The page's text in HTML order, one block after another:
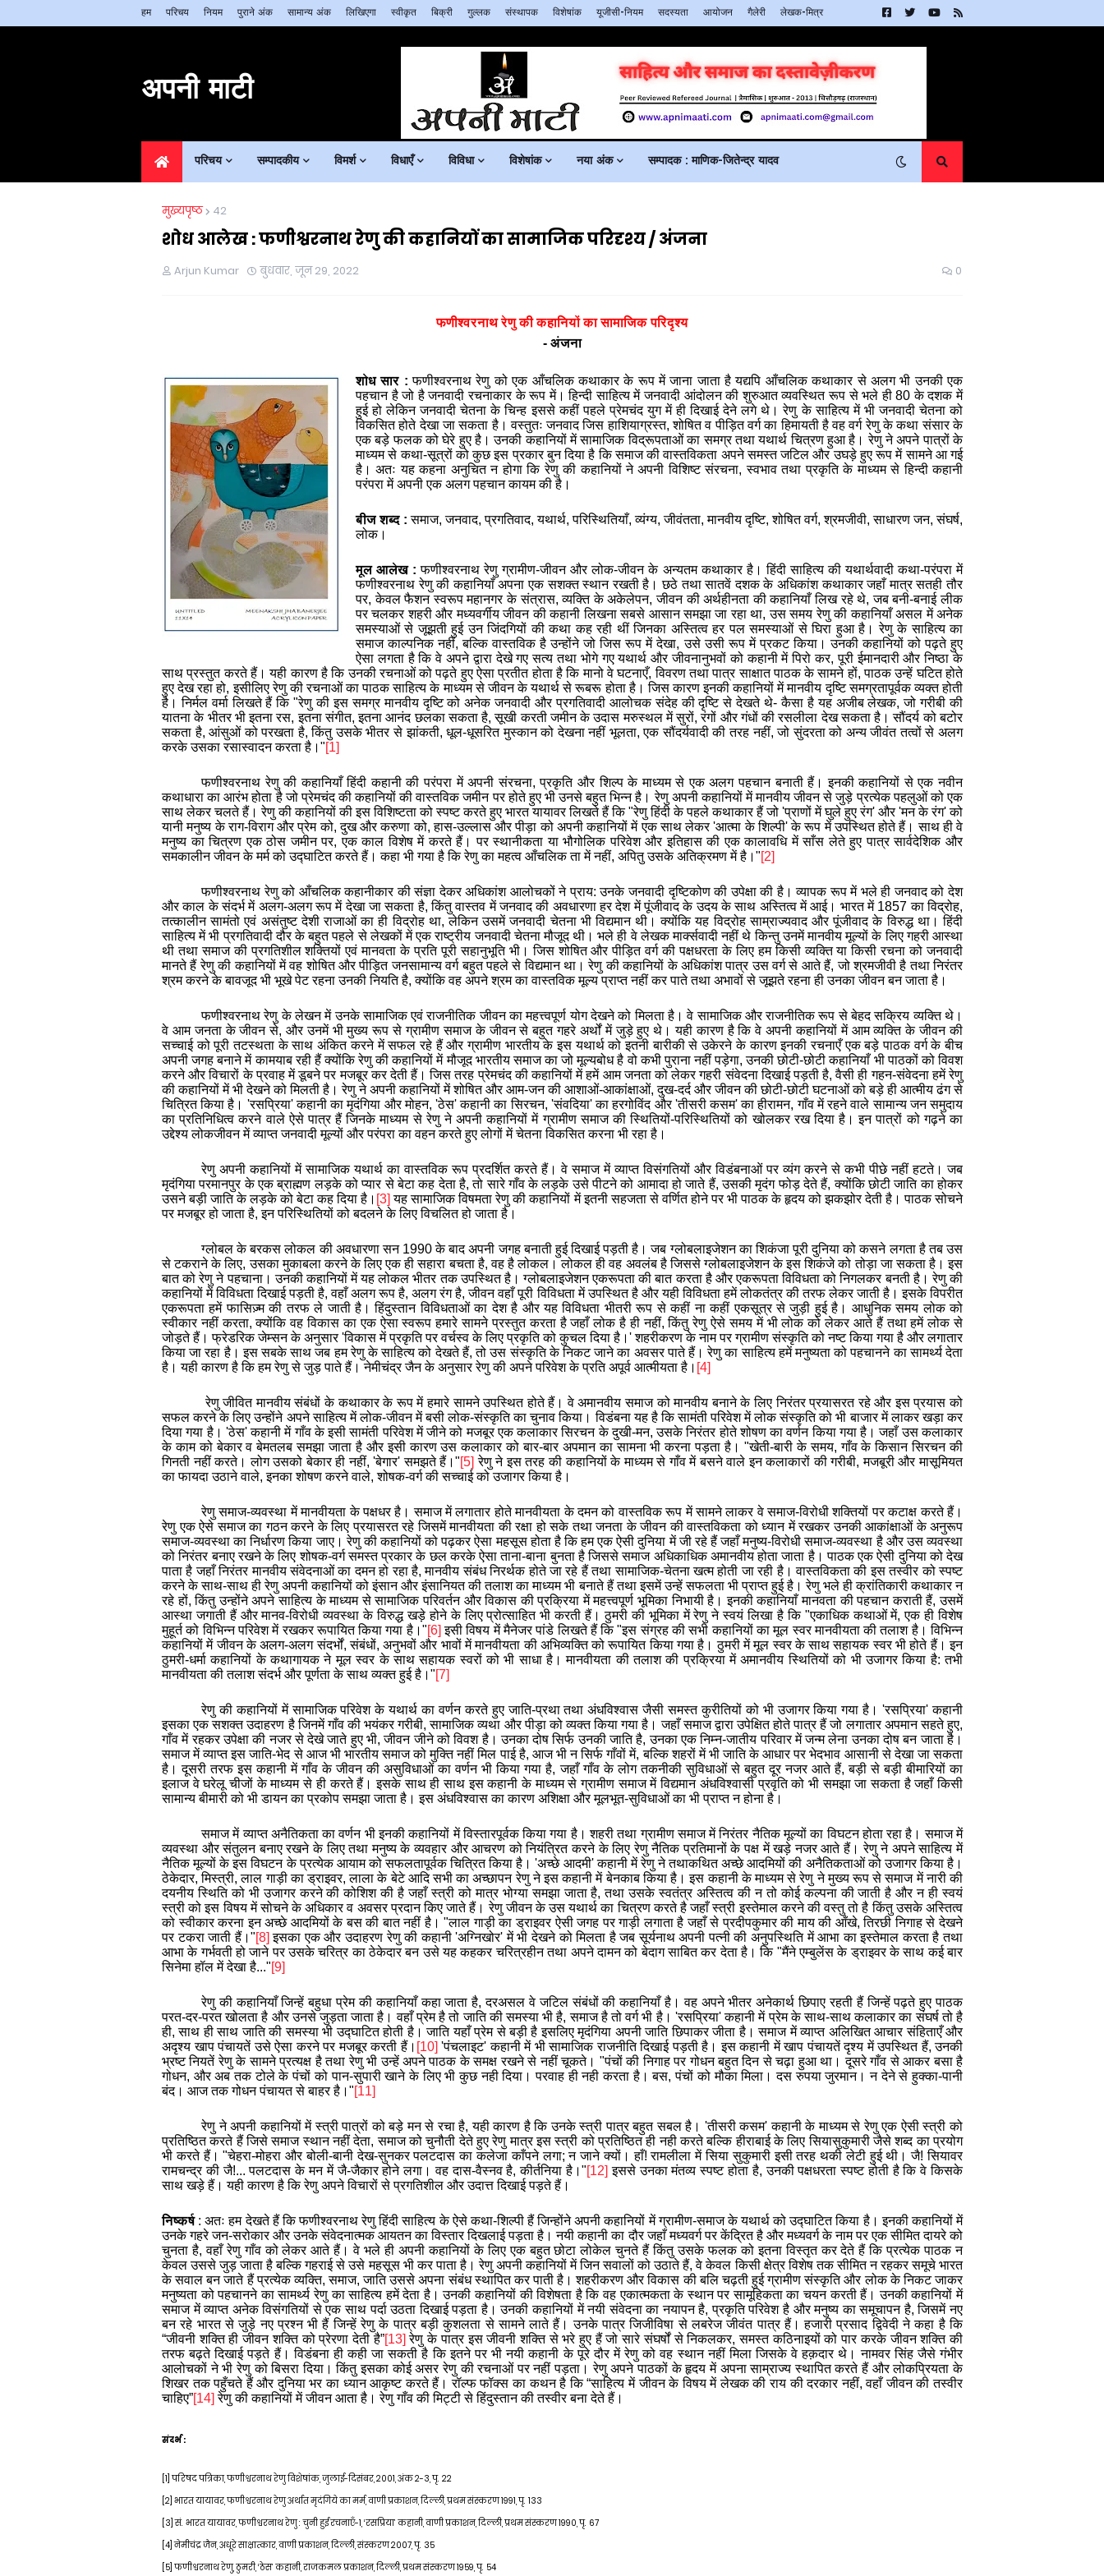
हम परिचय नियम पुराने अंक सामान्य अंक लिखिएगा स्वीकृत बिक्री गुल्लक संस्थापक विशेषांक यूजीसी-नियम सदस्यता आयोजन गैलेरी लेखक-मित्र
अपनी माटी
परिचय सम्पादकीय विमर्श विधाएँ विविधा विशेषांक नया अंक सम्पादक : माणिक-जितेन्द्र यादव
मुख्यपृष्ठ 42
शोध आलेख : फणीश्वरनाथ रेणु की कहानियों का सामाजिक परिदृश्य / अंजना
Arjun Kumar बुधवार, जून 29, 2022 0
फणीश्वरनाथ रेणु की कहानियों का सामाजिक परिदृश्य
- अंजना
शोध सार :फणीश्वरनाथ रेणु को एक आँचलिक कथाकार के रूप में जाना जाता है यद्यपि आँचलिक कथाकार से अलग भी उनकी एक
पहचान है जो है जनवादी रचनाकार के रूप में। हिन्दी साहित्य में जनवादी आंदोलन की शुरुआत व्यवस्थित रूप से भले ही80के दशक में
हुई हो लेकिन जनवादी चेतना के चिन्ह इससे कहीं पहले प्रेमचंद युग में ही दिखाई देने लगे थे। रेणु के साहित्य में भी जनवादी चेतना को
विकसित होते देखा जा सकता है। वस्तुतः जनवाद जिस हाशियाग्रस्त,शोषित व पीड़ित वर्ग का हिमायती है वह वर्ग रेणु के कथा संसार के
एक बड़े फलक को घेरे हुए है। उनकी कहानियों में सामाजिक विद्रूपताओं का समग्र तथा यथार्थ चित्रण हुआ है। रेणु ने अपने पात्रों के
माध्यम से कथा-सूत्रों को कुछ इस प्रकार बुन दिया है कि समाज की वास्तविकता अपने समस्त जटिल और उघड़े हुए रूप में सामने आ गई
है। अतः यह कहना अनुचित न होगा कि रेणु की कहानियों ने अपनी विशिष्ट संरचना,स्वभाव तथा प्रकृति के माध्यम से हिन्दी कहानी
परंपरा में अपनी एक अलग पहचान कायम की है।
बीज शब्द :समाज, जनवाद, प्रगतिवाद, यथार्थ, परिस्थितियाँ, व्यंग्य, जीवंतता, मानवीय दृष्टि, शोषित वर्ग, श्रमजीवी, साधारण जन, संघर्ष,
लोक।
मूल आलेख :फणीश्वरनाथ रेणु ग्रामीण-जीवन और लोक-जीवन के अन्यतम कथाकार है। हिंदी साहित्य की यथार्थवादी कथा-परंपरा में
फणीश्वरनाथ रेणु की कहानियाँ अपना एक सशक्त स्थान रखती है। छठे तथा सातवें दशक के अधिकांश कथाकार जहाँ मात्र सतही तौर
पर, केवल फैशन स्वरूप महानगर के संत्रास, व्यक्ति के अकेलेपन, जीवन की अर्थहीनता की कहानियाँ लिख रहे थे, जब बनी-बनाई लीक
पर चलकर शहरी और मध्यवर्गीय जीवन की कहानी लिखना सबसे आसान समझा जा रहा था, उस समय रेणु की कहानियाँ असल में अनेक
समस्याओं से जूझती हुई उन जिंदगियों की कथा कह रही थींजिनका अस्तित्व हर पल समस्याओं से घिरा हुआ है। रेणु के साहित्य का
समाज काल्पनिक नहीं, बल्कि वास्तविक है उन्होंने जो जिस रूप में देखा, उसे उसी रूप में प्रकट किया।उनकी कहानियों को पढ़ते हुए
ऐसा लगता है कि वे अपने द्वारा देखे गए सत्य तथा भोगे गए यथार्थ और जीवनानुभवों को कहानी में पिरो कर, पूरी ईमानदारी और निष्ठा के
साथ प्रस्तुत करते हैं। यही कारण है कि उनकी रचनाओं को पढ़ते हुए ऐसा प्रतीत होता है कि मानो वे घटनाएँ, विवरण तथा पात्र साक्षात पाठक के सामने हों, पाठक उन्हें घटित होते
हुए देख रहा हो, इसीलिए रेणु की रचनाओं का पाठक साहित्य के माध्यम से जीवन के यथार्थ से रूबरू होता है। जिस कारण इनकी कहानियों में मानवीय दृष्टि समग्रतापूर्वक व्यक्त होती
है। निर्मल वर्मा लिखते हैं कि "रेणु की इस समग्र मानवीय दृष्टि को अनेक जनवादी और प्रगतिवादी आलोचक संदेह की दृष्टि से देखते थे- कैसा है यह अजीब लेखक, जो गरीबी की
यातना के भीतर भी इतना रस, इतना संगीत, इतना आनंद छलका सकता है, सूखी करती जमीन के उदास मरुस्थल में सुरों, रंगों और गंधों की रसलीला देख सकता है। सौंदर्य को बटोर
सकता है, आंसुओं को परखता है, किंतु उसके भीतर से झांकती, धूल-धूसरित मुस्कान को देखना नहीं भूलता, एक सौंदर्यवादी की तरह नहीं, जो सुंदरता को अन्य जीवंत तत्वों से अलग
करके उसका रसास्वादन करता है।"[1]
फणीश्वरनाथ रेणु की कहानियाँ हिंदी कहानी की परंपरा में अपनी संरचना, प्रकृति और शिल्प के माध्यम से एक अलग पहचान बनाती हैं। इनकी कहानियों से एक नवीन
कथाधारा का आरंभ होता है जो प्रेमचंद की कहानियों की वास्तविक जमीन पर होते हुए भी उनसे बहुत भिन्न है। रेणु अपनी कहानियों में मानवीय जीवन से जुड़े प्रत्येक पहलुओं को एक
साथ लेकर चलते हैं। रेणु की कहानियों की इस विशिष्टता को स्पष्ट करते हुए भारत यायावर लिखते हैं कि "रेणु हिंदी के पहले कथाकार हैं जो 'प्राणों में घुले हुए रंग' और 'मन के रंग' को
यानी मनुष्य के राग-विराग और प्रेम को, दुख और करुणा को, हास-उल्लास और पीड़ा को अपनी कहानियों में एक साथ लेकर 'आत्मा के शिल्पी' के रूप में उपस्थित होते हैं। साथ ही वे
मनुष्य का चित्रण एक ठोस जमीन पर, एक काल विशेष में करते हैं। पर स्थानीकता या भौगोलिक परिवेश और इतिहास की एक कालावधि में साँस लेते हुए पात्र सार्वदेशिक और
समकालीन जीवन के मर्म को उद्घाटित करते हैं। कहा भी गया है कि रेणु का महत्व आँचलिक ता में नहीं, अपितु उसके अतिक्रमण में है।"[2]
फणीश्वरनाथ रेणु को आँचलिक कहानीकार की संज्ञा देकर अधिकांश आलोचकों ने प्राय: उनके जनवादी दृष्टिकोण की उपेक्षा की है। व्यापक रूप में भले ही जनवाद को देश
और काल के संदर्भ में अलग-अलग रूप में देखा जा सकता है, किंतु वास्तव में जनवाद की अवधारणा हर देश में पूंजीवाद के उदय के साथ अस्तित्व में आई। भारत में 1857 का विद्रोह,
तत्कालीन सामंतो एवं असंतुष्ट देशी राजाओं का ही विद्रोह था, लेकिन उसमें जनवादी चेतना भी विद्यमान थी। क्योंकि यह विद्रोह साम्राज्यवाद और पूंजीवाद के विरुद्ध था। हिंदी
साहित्य में भी प्रगतिवादी दौर के बहुत पहले से लेखकों में एक राष्ट्रीय जनवादी चेतना मौजूद थी। भले ही वे लेखक मार्क्सवादी नहीं थे किन्तु उनमें मानवीय मूल्यों के लिए गहरी आस्था
थी तथा समाज की प्रगतिशील शक्तियों एवं मानवता के प्रति पूरी सहानुभूति भी। जिस शोषित और पीड़ित वर्ग की पक्षधरता के लिए हम किसी व्यक्ति या किसी रचना को जनवादी
मानते हैं रेणु की कहानियों में वह शोषित और पीड़ित जनसामान्य वर्ग बहुत पहले से विद्यमान था। रेणु की कहानियों के अधिकांश पात्र उस वर्ग से आते हैं, जो श्रमजीवी है तथा निरंतर
श्रम करने के बावजूद भी भूखे पेट रहना उनकी नियति है, क्योंकि वह अपने श्रम का वास्तविक मूल्य प्राप्त नहीं कर पाते तथा अभावों से जूझते रहना ही उनका जीवन बन जाता है।
फणीश्वरनाथ रेणु के लेखन में उनके सामाजिक एवं राजनीतिक जीवन का महत्त्वपूर्ण योग देखने को मिलता है। वे सामाजिक और राजनीतिक रूप से बेहद सक्रिय व्यक्ति थे।
वे आम जनता के जीवन से, और उनमें भी मुख्य रूप से ग्रामीण समाज के जीवन से बहुत गहरे अर्थों में जुड़े हुए थे। यही कारण है कि वे अपनी कहानियों में आम व्यक्ति के जीवन की
सच्चाई को पूरी तटस्थता के साथ अंकित करने में सफल रहे हैं और ग्रामीण भारतीय के इस यथार्थ को इतनी बारीकी से उकेरने के कारण इनकी रचनाएँ एक बड़े पाठक वर्ग के बीच
अपनी जगह बनाने में कामयाब रही हैं क्योंकि रेणु की कहानियों में मौजूद भारतीय समाज का जो मूल्यबोध है वो कभी पुराना नहीं पड़ेगा, उनकी छोटी-छोटी कहानियाँ भी पाठकों को विवश
करने और विचारों के प्रवाह में डूबने पर मजबूर कर देती हैं।जिस तरह प्रेमचंद की कहानियों में हमें आम जनता को लेकर गहरी संवेदना दिखाई पड़ती है, वैसी ही गहन-संवेदना हमें रेणु
की कहानियों में भी देखने को मिलती है। रेणु नेअपनी कहानियों में शोषित और आम-जन की आशाओं-आकांक्षाओं, दुख-दर्द और जीवन की छोटी-छोटी घटनाओं को बड़े ही आत्मीय ढंग से
चित्रित किया है। 'रसप्रिया' कहानी का मृदंगिया और मोहन, 'ठेस' कहानी का सिरचन, 'संवदिया' का हरगोविंद और 'तीसरी कसम' का हीरामन, गाँव में रहने वाले सामान्य जन समुदाय
का प्रतिनिधित्व करने वाले ऐसे पात्र हैं जिनके माध्यम से रेणु ने अपनी कहानियों में ग्रामीण समाज की स्थितियों-परिस्थितियों को खोलकर रख दिया है। इन पात्रों को गढ़ने का
उद्देश्य लोकजीवन में व्याप्त जनवादी मूल्यों और परंपरा का वहन करते हुए लोगों में चेतना विकसित करना भी रहा है।
रेणु अपनी कहानियों में सामाजिक यथार्थ का वास्तविक रूप प्रदर्शित करते हैं।वे समाज में व्याप्त विसंगतियों और विडंबनाओं पर व्यंग करने से कभी पीछे नहीं हटते। जब
मृदंगिया परमानपुर के एक ब्राह्मण लड़के को प्यार से बेटा कह देता है, तो सारे गाँव के लड़के उसे पीटने को आमादा हो जाते हैं, उसकी मृदंग फोड़ देते हैं, क्योंकि छोटी जाति का होकर
उसने बड़ी जाति के लड़के को बेटा कह दिया है। [3] यह सामाजिक विषमता रेणु की कहानियों में इतनी सहजता से वर्णित होने पर भी पाठक के हृदय को झकझोर देती है। पाठक सोचने
पर मजबूर हो जाता है, इन परिस्थितियों को बदलने के लिए विचलित हो जाता है।
ग्लोबल के बरकस लोकल की अवधारणा सन 1990 के बाद अपनी जगह बनाती हुई दिखाई पड़ती है। जब ग्लोबलाइजेशन का शिकंजा पूरी दुनिया को कसने लगता है तब उस
से टकराने के लिए, उसका मुकाबला करने के लिए एक ही सहारा बचता है, वह है लोकल। लोकल ही वह अवलंब है जिससे ग्लोबलाइजेशन के इस शिकंजे को तोड़ा जा सकता है। इस
बात को रेणु ने पहचाना। उनकी कहानियों में यह लोकल भीतर तक उपस्थित है। ग्लोबलाइजेशन एकरूपता की बात करता है और एकरूपता विविधता को निगलकर बनती है। रेणु की
कहानियों में विविधता दिखाई पड़ती है, वहाँ अलग रूप है, अलग रंग है, जीवन वहाँ पूरी विविधता में उपस्थित है और यही विविधता हमें लोकतंत्र की तरफ लेकर जाती है। इसके विपरीत
एकरूपता हमें फासिज़्म की तरफ ले जाती है। हिंदुस्तान विविधताओं का देश है और यह विविधता भीतरी रूप से कहीं ना कहीं एकसूत्र से जुड़ी हुई है। आधुनिक समय लोक को
स्वीकार नहीं करता, क्योंकि वह विकास का एक ऐसा स्वरूप हमारे सामने प्रस्तुत करता है जहाँ लोक है ही नहीं, किंतु रेणु ऐसे समय में भी लोक को लेकर आते हैं तथा हमें लोक से
जोड़ते हैं। फ्रेडरिक जेम्सन के अनुसार'विकास में प्रकृति पर वर्चस्व के लिए प्रकृति को कुचल दिया है। 'शहरीकरण के नाम पर ग्रामीण संस्कृति को नष्ट किया गया है और लगातार
किया जा रहा है। इस सबके साथ जब हम रेणु के साहित्य को देखते हैं,तो उस संस्कृति के निकट जाने का अवसर पाते हैं। रेणु का साहित्य हमें मनुष्यता को पहचानने का सामर्थ्य देता
है। यही कारण है कि हम रेणु से जुड़ पाते हैं। नेमीचंद्र जैन के अनुसार रेणु की अपने परिवेश के प्रति अपूर्व आत्मीयता है। [4]
रेणुजीवित मानवीय संबंधों के कथाकार के रूपमें हमारे सामने उपस्थित होते हैं। वेअमानवीय समाज को मानवीय बनाने के लिए निरंतर प्रयासरत रहे और इस प्रयास को
सफल करने के लिए उन्होंने अपने साहित्य में लोक-जीवन में बसी लोक-संस्कृति का चुनाव किया। विडंबना यह है कि सामंती परिवेश में लोक संस्कृति को भी बाजार में लाकर खड़ा कर
दिया गया है। 'ठेस' कहानी में गाँव के इसी सामंती परिवेश में जीने को मजबूर एक कलाकार सिरचन के दुखी-मन, उसके निरंतर होते शोषण का वर्णन किया गया है। जहाँ उस कलाकार
के काम को बेकार व बेमतलब समझा जाता है और इसी कारण उस कलाकार को बार-बार अपमान का सामना भी करना पड़ता है। "खेती-बारी के समय, गाँव के किसान सिरचन की
गिनती नहीं करते। लोग उसको बेकार ही नहीं, 'बेगार' समझते हैं।"[5] रेणु ने इस तरह की कहानियों के माध्यम से गाँव में बसने वाले इन कलाकारों की गरीबी, मजबूरी और मासूमियत
का फायदा उठाने वाले, इनका शोषण करने वाले, शोषक-वर्ग की सच्चाई को उजागर किया है।
रेणु समाज-व्यवस्था में मानवीयता के पक्षधर है। समाज में लगातार होते मानवीयता के दमन को वास्तविक रूप में सामने लाकरवेसमाज-विरोधी शक्तियों पर कटाक्ष करते हैं।
रेणु एक ऐसे समाज का गठन करने के लिए प्रयासरत रहे जिसमें मानवीयता की रक्षा हो सके तथा जनता के जीवन की वास्तविकता को ध्यान में रखकर उनकी आकांक्षाओं के अनुरूप
समाज-व्यवस्था का निर्धारण किया जाए। रेणु की कहानियों को पढ़कर ऐसा महसूस होता है कि हम एक ऐसी दुनिया में जी रहे हैं जहाँ मनुष्य-विरोधी समाज-व्यवस्था है और उस व्यवस्था
को निरंतर बनाए रखने के लिए शोषक-वर्ग समस्त प्रकार के छल करके ऐसा ताना-बाना बुनता है जिससे समाज अधिकाधिक अमानवीय होता जाता है। पाठक एक ऐसी दुनिया को देख
पाता है जहाँ निरंतर मानवीय संवेदनाओंकादमनहो रहा है, मानवीय संबंध निरर्थक होते जा रहे हैं तथा सामाजिक-चेतना खत्म होती जा रही है। वास्तविकता की इस तस्वीर को स्पष्ट
करने के साथ-साथ ही रेणु अपनी कहानियों को इंसान और इंसानियत की तलाश का माध्यम भी बनाते हैं तथा इसमें उन्हें सफलता भी प्राप्त हुई है। रेणु भले ही क्रांतिकारी कथाकार न
रहे हों, किंतु उन्होंने अपने साहित्य के माध्यम से सामाजिक परिवर्तन और विकास की प्रक्रिया में महत्त्वपूर्ण भूमिका निभायी है। इनकी कहानियाँ मानवता की पहचान करातीहैं, उसमें
आस्था जगातीहैंऔर मानव-विरोधी व्यवस्था के विरुद्ध खड़े होने के लिए प्रोत्साहित भी करती हैं। ठुमरी की भूमिका में रेणु ने स्वयं लिखा है कि "एकाधिक कथाओं में, एक ही विशेष
मुहूर्त को विभिन्न परिवेश में रखकर रूपायित किया गया है।"[6] इसी विषय में मैनेजर पांडे लिखते हैं कि "इस संग्रह की सभी कहानियों का मूल स्वर मानवीयता की तलाश है। विभिन्न
कहानियों में जीवन के अलग-अलग संदर्भों, संबंधों, अनुभवों और भावों में मानवीयता की अभिव्यक्ति को रूपायित किया गया है। ठुमरी में मूल स्वर के साथ सहायक स्वर भी होते हैं। इन
ठुमरी-धर्मा कहानियों के कथागायक ने मूल स्वर के साथ सहायक स्वरों को भी साधा है। मानवीयता की तलाश की प्रक्रिया में अमानवीय स्थितियों को भी उजागर किया है: तभी
मानवीयता की तलाश संदर्भ और पूर्णता के साथ व्यक्त हुई है।"[7]
रेणु की कहानियों में सामाजिक परिवेश के यथार्थ का वर्णन करते हुए जाति-प्रथा तथा अंधविश्वास जैसी समस्त कुरीतियों को भी उजागर किया गया है। 'रसप्रिया' कहानी
इसका एक सशक्त उदाहरण है जिनमें गाँव की भयंकर गरीबी, सामाजिक व्यथा और पीड़ा को व्यक्त किया गया है। जहाँ समाज द्वारा उपेक्षित होते पात्र हैं जो लगातार अपमान सहते हुए,
गाँव में रहकर उपेक्षा की नजर से देखे जाते हुएभी, जीवन जीने को विवश है। उनका दोष सिर्फ उनकी जाति है, उनका एक निम्न-जातीय परिवार में जन्म लेना उनका दोष बन जाता है।
समाज में व्याप्त इस जाति-भेद से आज भी भारतीय समाज को मुक्ति नहीं मिल पाई है, आज भी न सिर्फ गाँवों में, बल्कि शहरों में भी जाति के आधार पर भेदभाव आसानी से देखा जा सकता
है। दूसरी तरफ इस कहानी में गाँव के जीवन की असुविधाओं का वर्णन भी किया गया है, जहाँ गाँव के लोग तकनीकी सुविधाओं से बहुत दूर नजर आते हैं, बड़ी से बड़ी बीमारियों का
इलाजवे घरेलू चीजों के माध्यम से ही करते हैं। इसके साथ ही साथ इस कहानी के माध्यम से ग्रामीण समाज में विद्यमान अंधविश्वासी प्रवृतिको भी समझा जा सकता है जहाँ किसी
सामान्य बीमारी को भी डायन का प्रकोप समझा जाता है। इस अंधविश्वासका कारण अशिक्षा और मूलभूत-सुविधाओं का भी प्राप्त न होना है।
समाज में व्याप्त अनैतिकता का वर्णन भी इनकी कहानियों में विस्तारपूर्वक किया गया है। शहरी तथा ग्रामीण समाज में निरंतर नैतिक मूल्यों का विघटन होता रहा है। समाज में
व्यवस्था और संतुलन बनाए रखने के लिए तथा मनुष्य के व्यवहार और आचरण को नियंत्रित करने के लिए रेणु नैतिक प्रतिमानों के पक्ष में खड़े नजर आते हैं। रेणु ने अपने साहित्य में
नैतिक मूल्यों के इस विघटन के प्रत्येक आयाम को सफलतापूर्वक चित्रित किया है। 'अच्छे आदमी' कहानी में रेणु ने तथाकथित अच्छे आदमियों की अनैतिकताओं को उजागर किया है।
ठेकेदार, मिस्त्री, लाल गाड़ी का ड्राइवर, लाला के बेटे आदि सभी का अच्छापन रेणु ने इस कहानी में बेनकाब किया है। इस कहानी के माध्यम से रेणु ने मुख्य रूप से समाज में नारी की
दयनीय स्थिति को भी उजागर करने की कोशिश की है जहाँ स्त्री को मात्र भोग्या समझा जाता है, तथा उसके स्वतंत्र अस्तित्व की न तो कोई कल्पना की जाती है और न ही स्वयं
स्त्री को इस विषय में सोचने के अधिकार व अवसर प्रदान किए जाते हैं। रेणु जीवन के उस यथार्थ का चित्रण करते है जहाँ स्त्री इस्तेमाल करने की वस्तु तो है किंतु उसके अस्तित्व
को स्वीकार करना इन अच्छे आदमियों के बस की बात नहीं है। "लाल गाड़ी का ड्राइवर ऐसी जगह पर गाड़ी लगाता है जहाँ से प्रदीपकुमार की माय की आँखे, तिरछी निगाह से देखने
पर टकरा जाती हैं।"[8] इसका एक और उदाहरण रेणु की कहानी 'अग्निखोर' में भी देखने को मिलता है जब सूर्यनाथ अपनी पत्नी की अनुपस्थिति में आभा का इस्तेमाल करता है तथा
आभा के गर्भवती हो जाने पर उसके चरित्र का ठेकेदार बन उसे यह कहकर चरित्रहीन तथा अपने दामन को बेदाग साबित कर देता है। कि "मैंने एम्बुलेंस के ड्राइवर के साथ कई बार
सिनेमा हॉल में देखा है..."[9]
रेणु की कहानियाँ जिन्हें बहुधा प्रेम की कहानियाँ कहा जाता है, दरअसल वे जटिल संबंधों की कहानियाँ है। वह अपने भीतर अनेकार्थ छिपाए रहती हैं जिन्हें पढ़ते हुए पाठक
परत-दर-परत खोलता है और उनसे जुड़ता जाता है। वहाँ प्रेम है तो जाति की समस्या भी है, समाज है तो वर्ग भी है। 'रसप्रिया' कहानी में प्रेम के साथ-साथ कलाकार का संघर्ष तो है
ही, साथ ही साथ जाति की समस्या भी उद्घाटित होती है। जाति यहाँ प्रेम से बड़ी है इसलिए मृदंगिया अपनी जाति छिपाकर जीता है। समाज में व्याप्त अलिखित आचार संहिताएँ और
अदृश्य खाप पंचायतें उसे ऐसा करने पर मजबूर करती हैं। [10] 'पंचलाइट' कहानी में भी सामाजिक राजनीति दिखाई पड़ती है। इस कहानी में खाप पंचायतें दृश्य में उपस्थित हैं, उनकी
भ्रष्ट नियतें रेणु के सामने प्रत्यक्ष है तथा रेणु भी उन्हें अपने पाठक के समक्ष रखने से नहीं चूकते। "पंचों की निगाह पर गोधन बहुत दिन से चढ़ा हुआ था। दूसरे गाँव से आकर बसा है
गोधन, और अब तक टोले के पंचों को पान-सुपारी खाने के लिए भी कुछ नही दिया। परवाह ही नही करता है। बस, पंचों को मौका मिला। दस रुपया जुरमान। न देने से हुक्का-पानी
बंद। आज तक गोधन पंचायत से बाहर है।"[11]
रेणु ने अपनी कहानियों में स्त्री पात्रों को बड़े मन से रचा है, यही कारण है कि उनके स्त्री पात्र बहुत सबल है। 'तीसरी कसम' कहानी के माध्यम से रेणु एक ऐसी स्त्री को
प्रतिष्ठित करते हैं जिसे समाज स्थान नहीं देता, समाज को चुनौती देते हुए रेणु मात्र इस स्त्री को प्रतिष्ठित ही नही करते बल्कि हीराबाई के लिए सियासुकुमारी जैसे शब्द का प्रयोग
भी करते हैं। "चेहरा-मोहरा और बोली-बानी देख-सुनकर पलटदास का कलेजा काँपने लगा; न जाने क्यों। हाँ! रामलीला में सिया सुकुमारी इसी तरह थकी लेटी हुई थी। जै! सियावर
रामचन्द्र की जै!... पलटदास के मन में जै-जैकार होने लगा। वह दास-वैस्नव है, कीर्तनिया है।"[12] इससे उनका मंतव्य स्पष्ट होता है, उनकी पक्षधरता स्पष्ट होती है कि वे किसके
साथ खड़े हैं। यही कारण है कि रेणु अपने विचारों से प्रगतिशील और उदात्त दिखाई पड़ते हैं।
निष्कर्ष: अतः हम देखते हैं कि फणीश्वरनाथ रेणु हिंदी साहित्य के ऐसे कथा-शिल्पी हैं जिन्होंने अपनी कहानियों में ग्रामीण-समाज के यथार्थ को उद्घाटित किया है। इनकी कहानियों में
उनके गहरे जन-सरोकार और उनके संवेदनात्मक आयतन का विस्तार दिखलाई पड़ता है। नयी कहानी का दौर जहाँ मध्यवर्ग पर केंद्रित है और मध्यवर्ग के नाम पर एक सीमित दायरे को
चुनता है, वहाँ रेणु गाँव को लेकर आते हैं। वे भले ही अपनी कहानियों के लिए एक बहुत छोटा लोकेल चुनते हैं किंतु उसके फलक को इतना विस्तृत कर देते हैं कि प्रत्येक पाठक न
केवल उससे जुड़ जाता है बल्कि गहराई से उसे महसूस भी कर पाता है। रेणु अपनी कहानियों में जिन सवालों को उठाते हैं, वे केवल किसी क्षेत्र विशेष तक सीमित न रहकर समूचे भारत
के सवाल बन जाते हैं प्रत्येक व्यक्ति, समाज, जाति उससे अपना संबंध स्थापित कर पाती है। शहरीकरण और विकास की बलि चढ़ती हुई ग्रामीण संस्कृति और लोक के निकट जाकर
मनुष्यता को पहचानने का सामर्थ्य रेणु का साहित्य हमें देता है। उनकी कहानियों की विशेषता है कि वह एकात्मकता के स्थान पर सामूहिकता का चयन करती हैं। उनकी कहानियों में
समाज में व्याप्त अनेक विसंगतियों से एक साथ पर्दा उठता दिखाई पड़ता है। उनकी कहानियों में नयी संवेदना का नयापन है, प्रकृति परिवेश है और मनुष्य का समूचापन है, जिसमें नए
बन रहे भारत से जुड़े नए प्रश्न भी हैं जिन्हें रेणु के पात्र बड़ी कुशलता से सामने लाते हैं। उनके पात्र जिजीविषा से लबरेज जीवंत पात्र हैं। हजारी प्रसाद द्विवेदी ने कहा है कि
“जीवनी शक्ति ही जीवन शक्ति को प्रेरणा देती है”[13] रेणु के पात्र इस जीवनी शक्ति से भरे हुए हैं जो सारे संघर्षों से निकलकर, समस्त कठिनाइयों को पार करके जीवन शक्ति की
तरफ बढ़ते दिखाई पड़ते हैं। विडंबना ही कही जा सकती है कि इतने पर भी नयी कहानी के पूरे दौर में रेणु को वह स्थान नहीं मिला जिसके वे हक़दार थे। नामवर सिंह जैसे गंभीर
आलोचकों ने भी रेणु को बिसरा दिया। किंतु इसका कोई असर रेणु की रचनाओं पर नहीं पड़ता। रेणु अपने पाठकों के हृदय में अपना साम्राज्य स्थापित करते हैं और लोकप्रियता के
शिखर तक पहुँचते हैं और दुनिया भर का ध्यान आकृष्ट करते हैं। रॉल्फ फॉक्स का कथन है कि “साहित्य में जीवन के विषय में लेखक की राय की दरकार नहीं, वहाँ जीवन की तस्वीर
चाहिए”[14] रेणु की कहानियों में जीवन आता है। रेणु गाँव की मिट्टी से हिंदुस्तान की तस्वीर बना देते हैं।
संदर्भ :
[1] परिषद पत्रिका,फणीश्वरनाथ रेणु विशेषांक,जुलाई-दिसंबर,2001,अंक 2-3,पृ. 22
[2] भारत यायावर,फणीश्वरनाथ रेणु अर्थातमृदंगियेका मर्म,वाणी प्रकाशन,दिल्ली,प्रथम संस्करण 1991,पृ. 133
[3] सं. भारत यायावर, फणीश्वरनाथ रेणु : चुनी हुई रचनाएँ-1, ‘रसप्रिया’ कहानी, वाणी प्रकाशन, दिल्ली, प्रथम संस्करण 1990, पृ. 67
[4] नेमीचंद्र जैन, अधूरे साक्षात्कार, वाणी प्रकाशन, दिल्ली, संस्करण 2007,पृ. 35
[5] फणीश्वरनाथ रेणु,ठुमरी,‘ठेस’ कहानी,राजकमल प्रकाशन,दिल्ली,प्रथम संस्करण 1959,पृ. 54